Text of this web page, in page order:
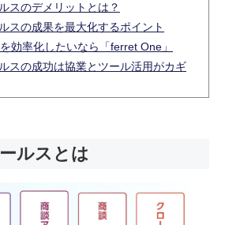
スのデメリットとは？
スの成果を最大化するポイント
効率化したいなら「ferret One」
スの成功は協業とツール活用がカギ
ルスとは